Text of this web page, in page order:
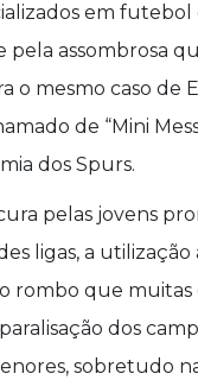
em futebol
pela assombrosa
o mesmo caso de
de “Mini
dos Spurs.
pelas jovens
ligas, a utilização
rombo que muitas
dos
sobretudo